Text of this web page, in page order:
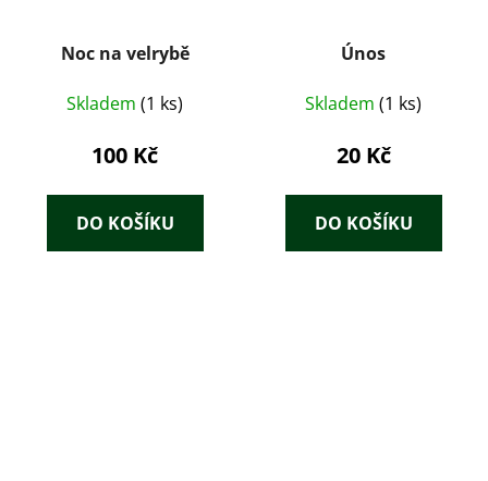
Noc na velrybě
Skladem (1 ks)
100 Kč
DO KOŠÍKU
Únos
Skladem (1 ks)
20 Kč
DO KOŠÍKU